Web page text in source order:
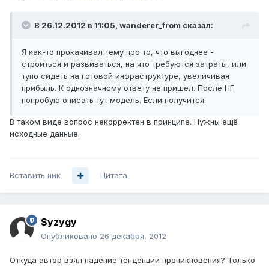
В 26.12.2012 в 11:05, wanderer_from сказал:
Я как-то прокачивал тему про то, что выгоднее -
строиться и развиваться, на что требуются затраты, или
тупо сидеть на готовой инфраструктуре, увеличивая
прибыль. К однозначному ответу не пришел. После НГ
попробую описать тут модель. Если получится.
В таком виде вопрос некорректен в принципе. Нужны ещё
исходные данные.
Вставить ник Цитата
Syzygy
Опубликовано 26 декабря, 2012
Откуда автор взял падение тенденции проникновения? Только